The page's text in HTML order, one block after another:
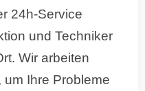
24h-Service
und Techniker
Wir arbeiten
Ihre Probleme